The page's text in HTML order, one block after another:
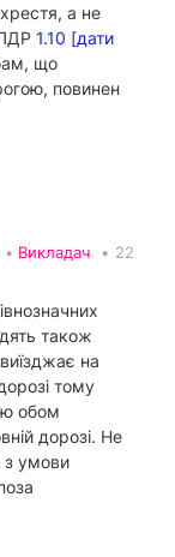
а не
1.10 [дати
що
повинен
Викладач • 22
також
на
тому
обом
дорозі. Не
з умови